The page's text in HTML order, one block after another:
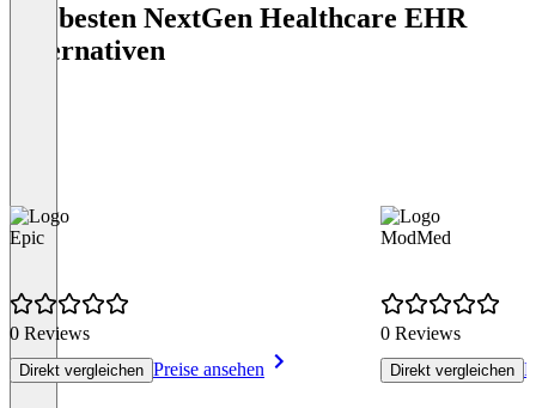
Die besten NextGen Healthcare EHR
Alternativen
Epic
0 Reviews
Direkt vergleichen Preise ansehen
ModMed
0 Reviews
Direkt vergleichen